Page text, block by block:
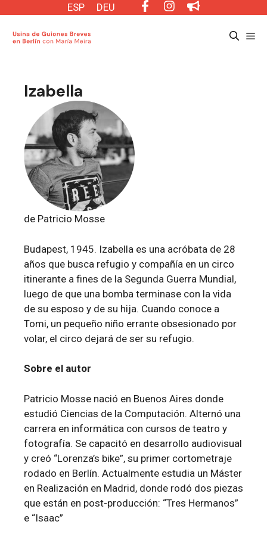
contenido
ESP DEU
Izabella
de Patricio Mosse
Budapest, 1945. Izabella es una acróbata de 28
años que busca refugio y compañía en un circo
itinerante a fines de la Segunda Guerra Mundial,
luego de que una bomba terminase con la vida
de su esposo y de su hija. Cuando conoce a
Tomi, un pequeño niño errante obsesionado por
volar, el circo dejará de ser su refugio.
Sobre el autor
Patricio Mosse nació en Buenos Aires donde
estudió Ciencias de la Computación. Alternó una
carrera en informática con cursos de teatro y
fotografía. Se capacitó en desarrollo audiovisual
y creó “Lorenza’s bike”, su primer cortometraje
rodado en Berlín. Actualmente estudia un Máster
en Realización en Madrid, donde rodó dos piezas
que están en post-producción: “Tres Hermanos”
e “Isaac”